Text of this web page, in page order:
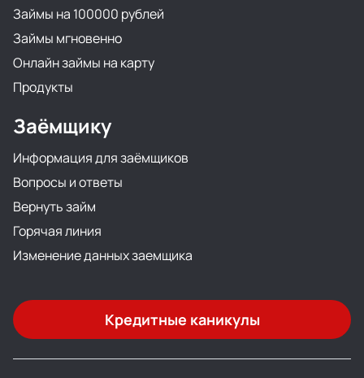
Займы на 100000 рублей
Займы мгновенно
Онлайн займы на карту
Продукты
Заёмщику
Информация для заёмщиков
Вопросы и ответы
Вернуть займ
Горячая линия
Изменение данных заемщика
Кредитные каникулы